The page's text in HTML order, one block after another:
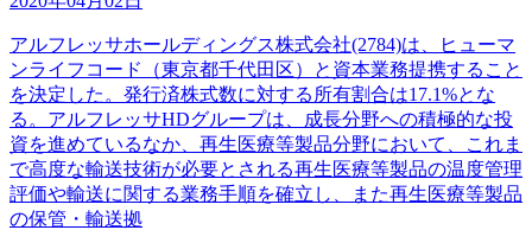
アルフレッサホールディングス株式会社(2784)は、ヒューマ
ンライフコード（東京都千代田区）と資本業務提携すること
を決定した。発行済株式数に対する所有割合は17.1%とな
る。アルフレッサHDグループは、成長分野への積極的な投
資を進めているなか、再生医療等製品分野において、これま
で高度な輸送技術が必要とされる再生医療等製品の温度管理
評価や輸送に関する業務手順を確立し、また再生医療等製品
の保管・輸送拠